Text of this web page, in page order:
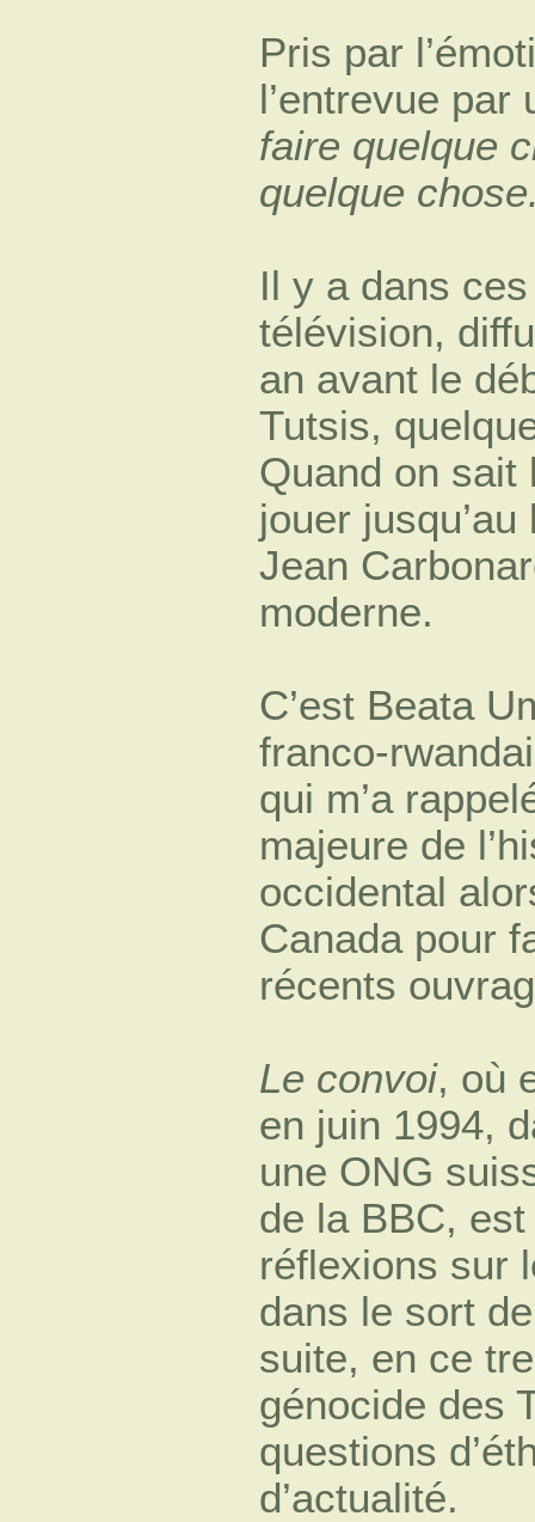
Pris par
l’entrevue par
faire quelque
quelque
Il y a dans
télévision,
an avant le
Tutsis,
Quand on sait
jouer
Jean
moderne.
C’est Beata
franco-
qui m’a
majeure de
occidental
Canada pour
récents
Le convoi, où
en juin 1994,
une ONG
de la BBC,
réflexions sur
dans le sort
suite, en ce
génocide des
questions
d’actualité.